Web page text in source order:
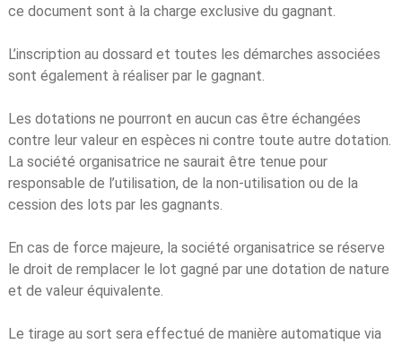
ce document sont à la charge exclusive du gagnant.
L’inscription au dossard et toutes les démarches associées
sont également à réaliser par le gagnant.
Les dotations ne pourront en aucun cas être échangées
contre leur valeur en espèces ni contre toute autre dotation.
La société organisatrice ne saurait être tenue pour
responsable de l’utilisation, de la non-utilisation ou de la
cession des lots par les gagnants.
En cas de force majeure, la société organisatrice se réserve
le droit de remplacer le lot gagné par une dotation de nature
et de valeur équivalente.
Le tirage au sort sera effectué de manière automatique via